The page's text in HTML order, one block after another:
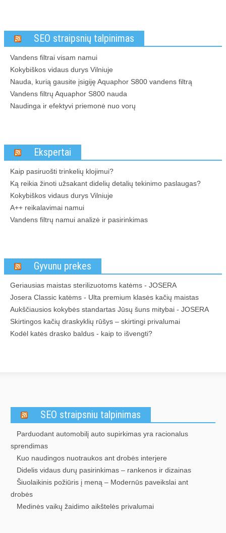
SEO straipsnių talpinimas
Vandens filtrai visam namui
Kokybiškos vidaus durys Vilniuje
Nauda, kurią gausite įsigiję Aquaphor S800 vandens filtrą
Vandens filtrų Aquaphor S800 nauda
Naudinga ir efektyvi priemonė nuo vorų
Ekspertai
Kaip pasiruošti trinkelių klojimui?
Ką reikia žinoti užsakant didelių detalių tekinimo paslaugas?
Kokybiškos vidaus durys Vilniuje
A++ reikalavimai namui
Vandens filtrų namui analizė ir pasirinkimas
Gyvunu prekes
Geriausias maistas sterilizuotoms katėms - JOSERA
Josera Classic katėms - Ulta premium klasės kačių maistas
Aukščiausios kokybės standartas Jūsų šuns mitybai - JOSERA
Skirtingos kačių draskyklių rūšys – skirtingi privalumai
Kodėl katės drasko baldus - kaip to išvengti?
SEO straipsniu talpinimas
Parduodant automobilį auto supirkimas yra racionalus
sprendimas
Kuo naudingos nuotraukos ant drobės interjere
Didelis vidaus durų pasirinkimas – rankenos ir dizainas
Šiuolaikinis požiūris į meną – Modernūs paveikslai ant
drobės
Medinės vaikų žaidimo aikštelės privalumai